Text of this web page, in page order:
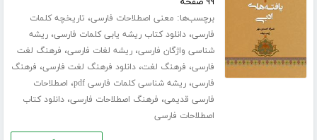
برچسب‌ها: معنی اصطلاحات فارسی، تاریخچه کلمات
فارسی،دانلود کتاب ریشه یابی کلمات فارسی،ریشه
شناسی واژگان فارسی،ریشه لغات فارسی، فرهنگ لغت
فارسی، فرهنگ لغت،دانلود فرهنگ لغت فارسی، فرهنگ
فارسی،ریشه شناسی کلمات فارسی pdf ، اصطلاحات
فارسی قدیمی، فرهنگ اصطلاحات فارسی،دانلود کتاب
اصطلاحات فارسی